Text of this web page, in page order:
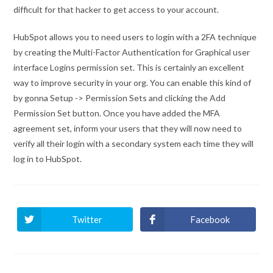
difficult for that hacker to get access to your account.
HubSpot allows you to need users to login with a 2FA technique
by creating the Multi-Factor Authentication for Graphical user
interface Logins permission set. This is certainly an excellent
way to improve security in your org. You can enable this kind of
by gonna Setup -> Permission Sets and clicking the Add
Permission Set button. Once you have added the MFA
agreement set, inform your users that they will now need to
verify all their login with a secondary system each time they will
log in to HubSpot.
Ouvrir
dans
Twitter
Ouvrir
dans
Facebook